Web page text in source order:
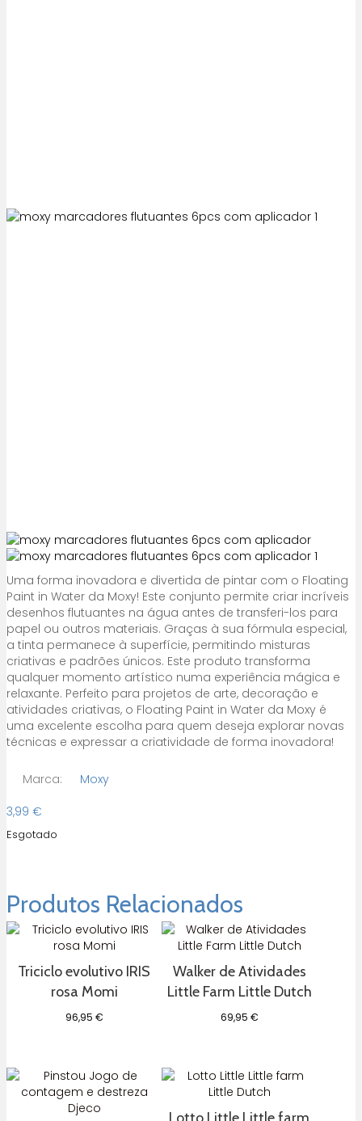
Uma forma inovadora e divertida de pintar com o Floating
Paint in Water da Moxy! Este conjunto permite criar incríveis
desenhos flutuantes na água antes de transferi-los para
papel ou outros materiais. Graças à sua fórmula especial,
a tinta permanece à superfície, permitindo misturas
criativas e padrões únicos. Este produto transforma
qualquer momento artístico numa experiência mágica e
relaxante. Perfeito para projetos de arte, decoração e
atividades criativas, o Floating Paint in Water da Moxy é
uma excelente escolha para quem deseja explorar novas
técnicas e expressar a criatividade de forma inovadora!
Marca:
Moxy
3,99 €
Esgotado
Produtos Relacionados
Triciclo evolutivo IRIS
rosa Momi
96,95 €
Walker de Atividades
Little Farm Little Dutch
69,95 €
Lotto Little Little farm